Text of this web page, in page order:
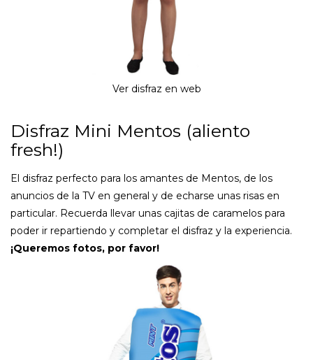
Ver disfraz en web
Disfraz Mini Mentos (aliento
fresh!)
El disfraz perfecto para los amantes de Mentos, de los
anuncios de la TV en general y de echarse unas risas en
particular. Recuerda llevar unas cajitas de caramelos para
poder ir repartiendo y completar el disfraz y la experiencia.
¡Queremos fotos, por favor!